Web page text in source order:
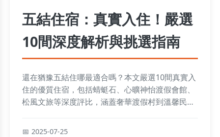
五結住宿：真實入住！嚴選
10間深度解析與挑選指南
還在猶豫五結住哪最適合嗎？本文嚴選10間真實入
住的優質住宿，包括蜻蜓石、心曠神怡渡假會館、
松風文旅等深度評比，涵蓋奢華渡假村到溫馨民宿
到理想下榻點，一次掌握所有實用資訊！
2025-07-25